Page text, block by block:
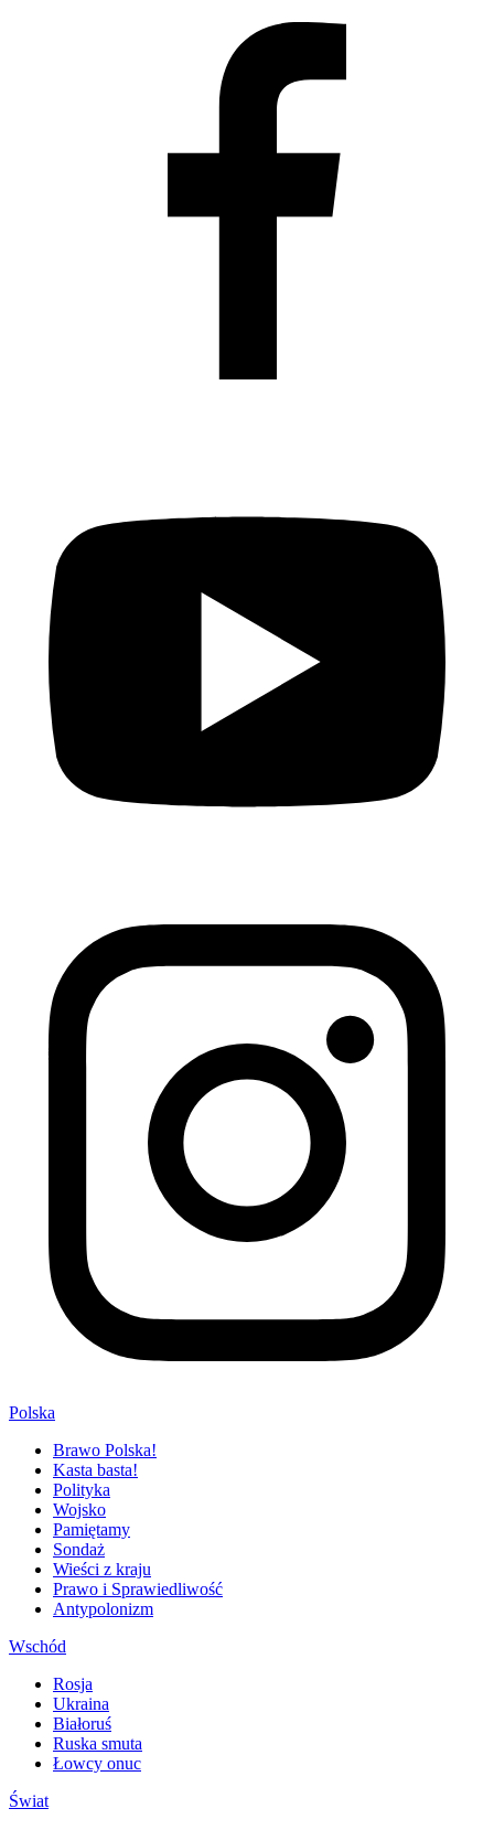
Polska
Brawo Polska!
Kasta basta!
Polityka
Wojsko
Pamiętamy
Sondaż
Wieści z kraju
Prawo i Sprawiedliwość
Antypolonizm
Wschód
Rosja
Ukraina
Białoruś
Ruska smuta
Łowcy onuc
Świat